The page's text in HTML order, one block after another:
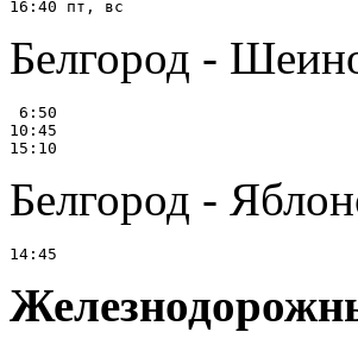
Белгород -
6:50
10:45
Белгород -